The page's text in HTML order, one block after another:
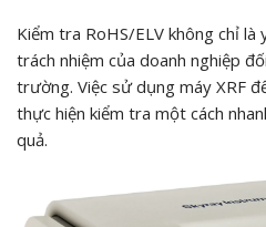
Kiểm tra RoHS/ELV không chỉ là
trách nhiệm của doanh nghiệp
trường. Việc sử dụng máy XRF
thực hiện kiểm tra một cách
quả.